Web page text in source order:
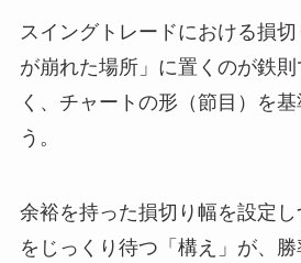
スイングトレードにおける損
が崩れた場所」に置くのが鉄
く、チャートの形（節目）を
う。
余裕を持った損切り幅を設定
をじっくり待つ「構え」が、